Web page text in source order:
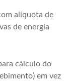
alíquota de
de energia
cálculo do
em vez